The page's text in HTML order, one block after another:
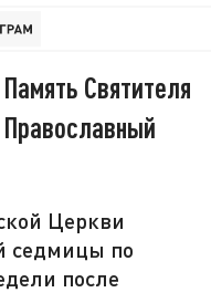
Святителя
Церкви
седмицы по
после